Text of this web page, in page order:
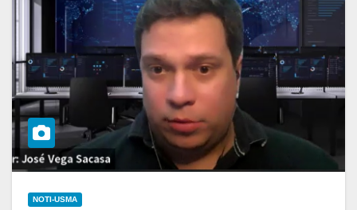
NOTI-USMA